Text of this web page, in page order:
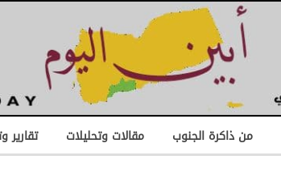
من ذاكرة الجنوب مقالات وتحليلات تقارير